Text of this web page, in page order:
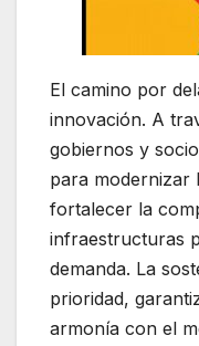
El camino por
innovación. A
gobiernos y
para modernizar
fortalecer la
infraestructuras
demanda. La
prioridad,
armonía con el